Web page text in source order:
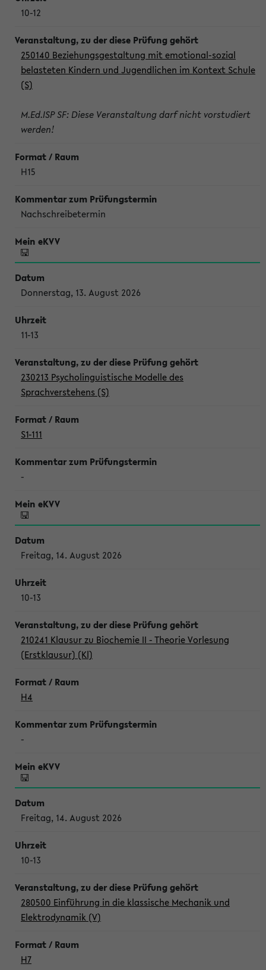
10-12
250140 Beziehungsgestaltung mit emotional-sozial
belasteten Kindern und Jugendlichen im Kontext Schule
(S)
M.Ed.ISP SF: Diese Veranstaltung darf nicht vorstudiert
werden!
H15
Nachschreibetermin
Donnerstag, 13. August 2026
11-13
230213 Psycholinguistische Modelle des
Sprachverstehens (S)
S1-111
-
Freitag, 14. August 2026
10-13
210241 Klausur zu Biochemie II - Theorie Vorlesung
(Erstklausur) (Kl)
H4
-
Freitag, 14. August 2026
10-13
280500 Einführung in die klassische Mechanik und
Elektrodynamik (V)
H7